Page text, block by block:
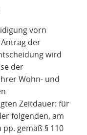
vorn
der
wird
der
Wohn- und
Zeitdauer: für
folgenden, am
gemäß § 110